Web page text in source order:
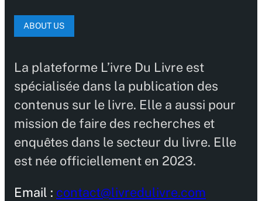
ABOUT US
La plateforme L’ivre Du Livre est
spécialisée dans la publication des
contenus sur le livre. Elle a aussi pour
mission de faire des recherches et
enquêtes dans le secteur du livre. Elle
est née officiellement en 2023.
Email : contact@livredulivre.com